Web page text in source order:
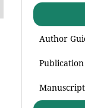
Author